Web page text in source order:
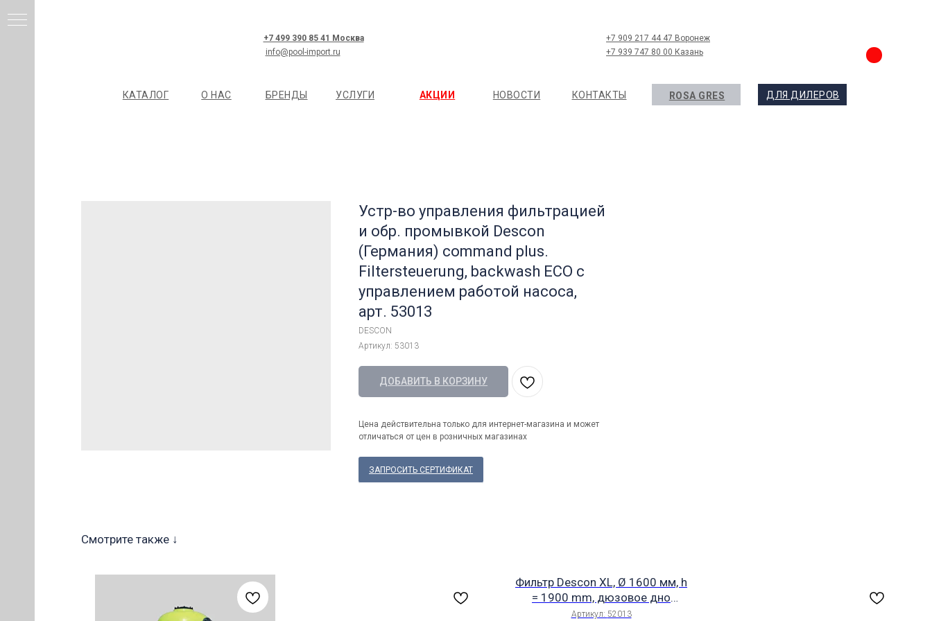
О НАС
КАТАЛОГ АКЦИИ НОВОСТИ КОНТАКТЫ ДЛЯ ДИЛЕРОВ
ROSA GRES
БРЕНДЫ УСЛУГИ
+7 499 390 85 41 Москва
info@pool-import.ru
+7 939 747 80 00 Казань
+7 909 217 44 47 Воронеж
Устр-во управления фильтрацией
и обр. промывкой Descon
(Германия) command plus.
Filtersteuerung, backwash ECO с
управлением работой насоса,
арт. 53013
DESCON
Артикул: 53013
ДОБАВИТЬ В КОРЗИНУ
Цена действительна только для интернет-магазина и может
отличаться от цен в розничных магазинах
ЗАПРОСИТЬ СЕРТИФИКАТ
Смотрите также ↓
Фильтр Descon XL, Ø 1600 мм, h
= 1900 mm, дюзовое дно
арт.52013
Артикул: 52013